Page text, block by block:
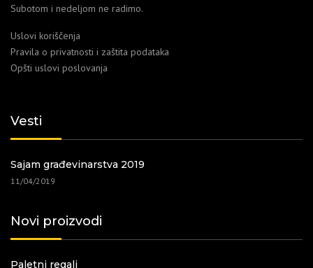
Subotom i nedeljom ne radimo.
Uslovi koriščenja
Pravila o privatnosti i zaštita podataka
Opšti uslovi poslovanja
Vesti
Sajam građevinarstva 2019
11/04/2019
Novi proizvodi
Paletni regali